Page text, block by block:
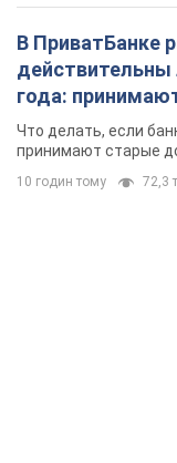
В ПриватБанке
года:
банки такие
Что делать, если
принимают старые
10 годин тому 72,3